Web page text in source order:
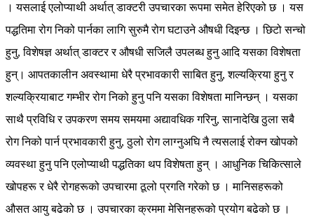
। यसलाई एलोप्याथी अर्थात् डाक्टरी उपचारका रूपमा समेत हेरिएको छ । यस
पद्धतिमा रोग निको पार्नका लागि सुरुमै रोग घटाउने औषधी दिइन्छ । छिटो सन्चो
हुनु, विशेषज्ञ अर्थात् डाक्टर र औषधी सजिलै उपलब्ध हुनु आदि यसका विशेषता
हुन्। आपतकालीन अवस्थामा धेरै प्रभावकारी साबित हुनु, शल्यक्रिया हुनु र
शल्यक्रियाबाट गम्भीर रोग निको हुनु पनि यसका विशेषता मानिन्छन् । यसका
साथै प्रविधि र उपकरण समय समयमा अद्यावधिक गरिनु, सानादेखि ठुला सबै
रोग निको पार्न प्रभावकारी हुनु, ठुलो रोग लाग्नुअघि नै त्यसलाई रोक्न खोपको
व्यवस्था हुनु पनि एलोप्याथी पद्धतिका थप विशेषता हुन् । आधुनिक चिकित्साले
खोपहरू र धेरै रोगहरूको उपचारमा ठूलो प्रगति गरेको छ । मानिसहरूको
औसत आयु बढेको छ । उपचारका क्रममा मेसिनहरूको प्रयोग बढेको छ ।